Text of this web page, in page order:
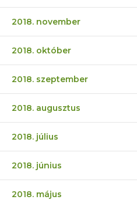
2018. november
2018. október
2018. szeptember
2018. augusztus
2018. július
2018. június
2018. május